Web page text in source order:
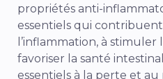
propriétés anti-
essentiels qui
l’inflammation, à
favoriser la santé
essentiels à la perte et au